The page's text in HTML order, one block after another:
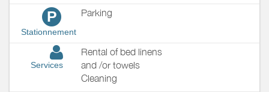
P
Stationnement
Parking
Services
Rental of bed linens
and /or towels
Cleaning